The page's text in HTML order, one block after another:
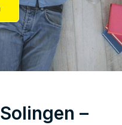
–